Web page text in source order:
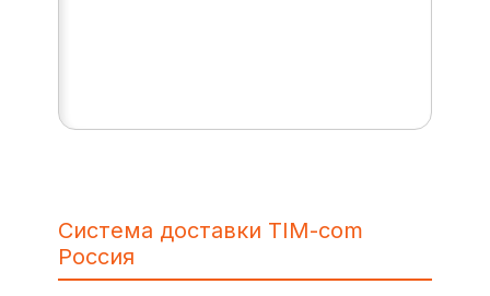
Система доставки TIM-com
Россия